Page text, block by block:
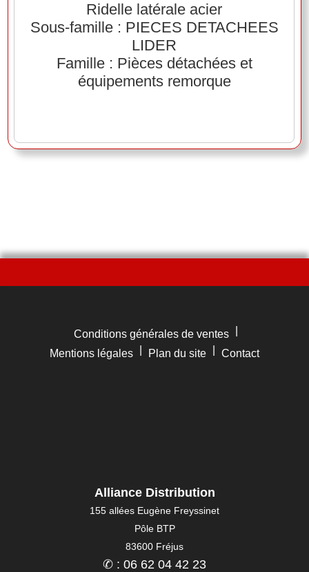
Ridelle latérale acier
Sous-famille : PIECES DETACHEES
LIDER
Famille : Pièces détachées et
équipements remorque
Conditions générales de ventes
Mentions légales
Plan du site Contact
Alliance Distribution
155 allées Eugène Freyssinet
Pôle BTP
83600 Fréjus
✆ : 06 62 04 42 23